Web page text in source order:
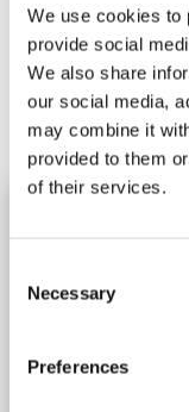
We use cookies to
provide social
We also share
our social media,
may combine it
provided to them
of their services.
Selection
Necessary
Preferences